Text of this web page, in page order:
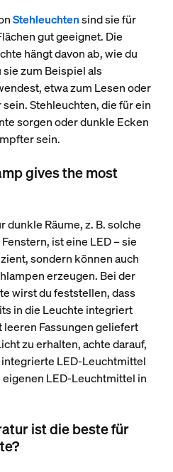
Stehleuchtensind sie für
gut geeignet. Die
hängt davon ab, wie du
zum Beispiel als
etwa zum Lesen oder
Stehleuchten, die für ein
sorgen oder dunkle Ecken
sein.
gives the most
dunkle Räume, z. B. solche
ist eine LED – sie
sondern können auch
erzeugen. Bei der
wirst du feststellen, dass
in die Leuchte integriert
Fassungen geliefert
zu erhalten, achte darauf,
LED-Leuchtmittel
LED-Leuchtmittel in
ist die beste für